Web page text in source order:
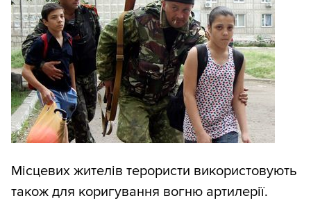
Місцевих жителів терористи використовують
також для коригування вогню артилерії.